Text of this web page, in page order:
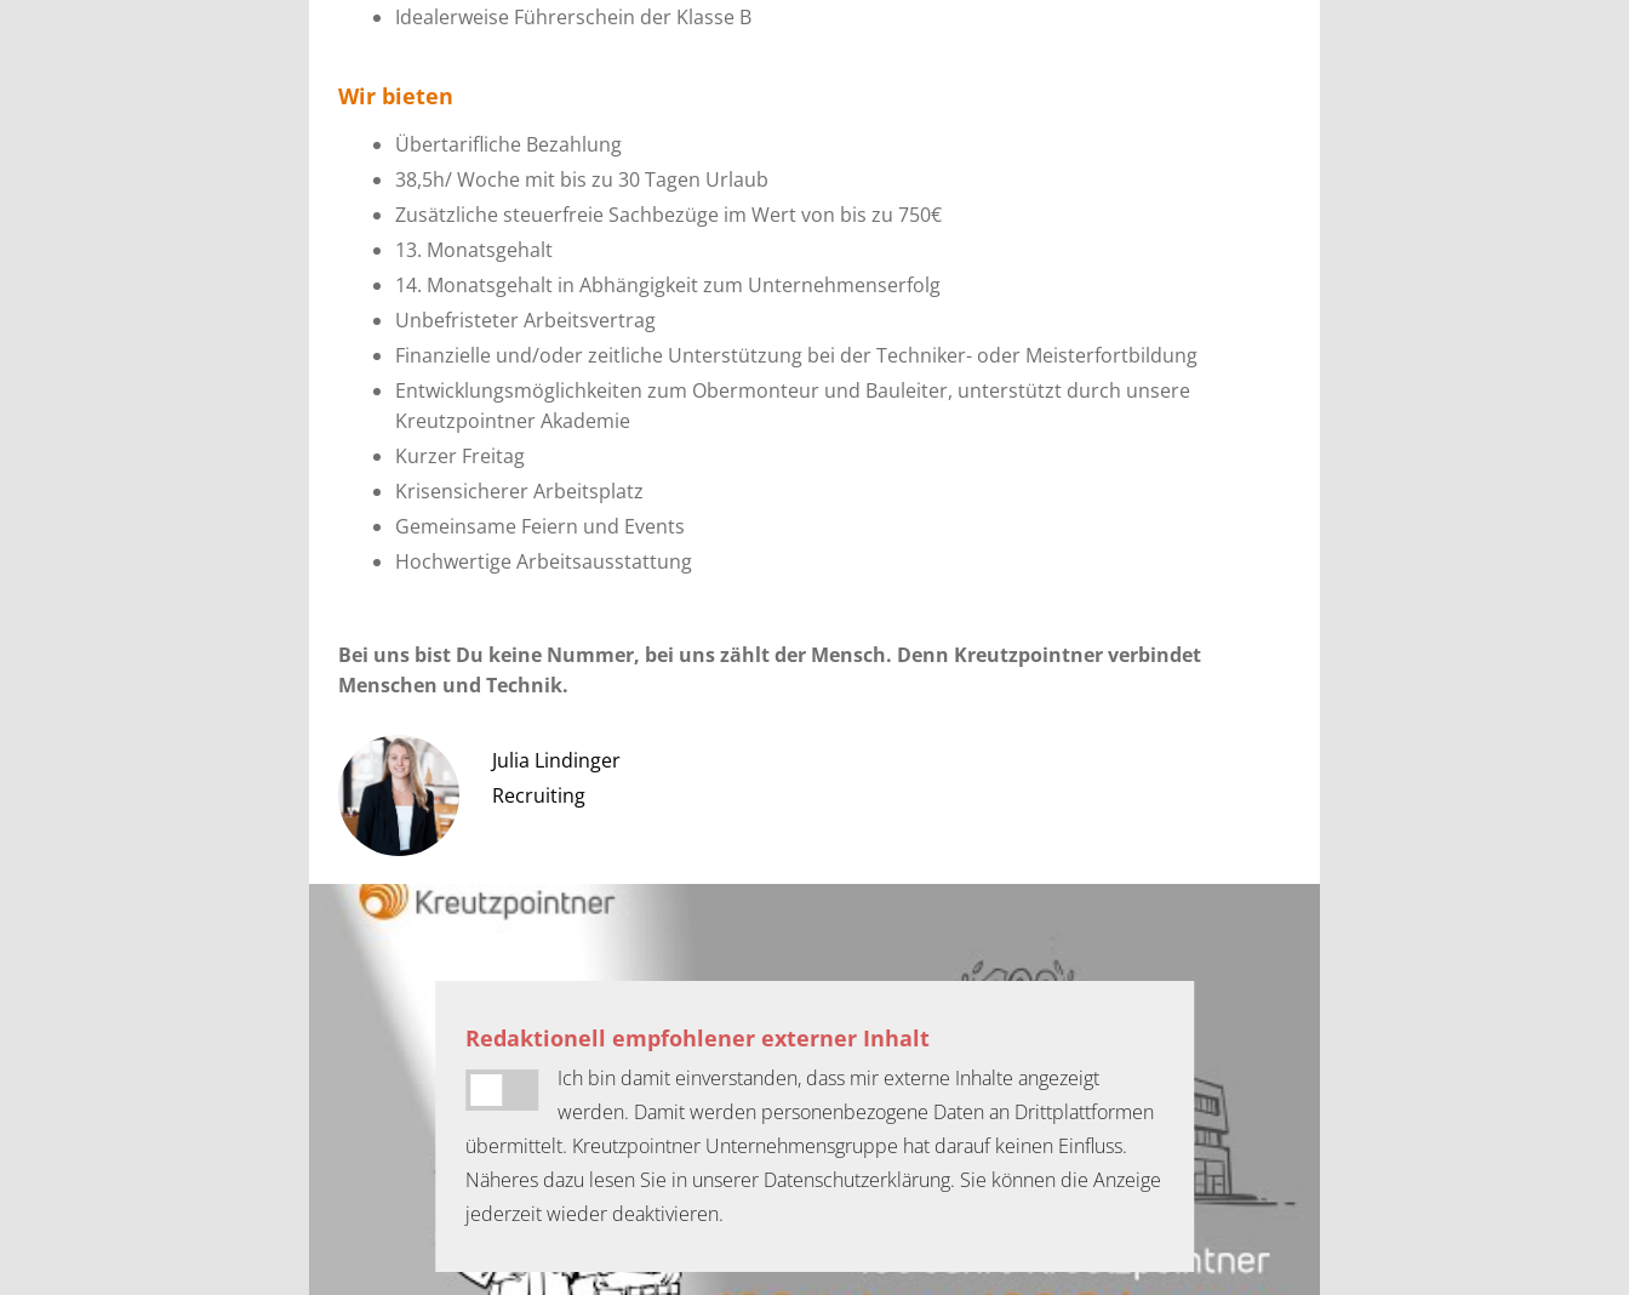
Idealerweise Führerschein der Klasse B
Wir bieten
Übertarifliche Bezahlung
38,5h/ Woche mit bis zu 30 Tagen Urlaub
Zusätzliche steuerfreie Sachbezüge im Wert von bis zu 750€
13. Monatsgehalt
14. Monatsgehalt in Abhängigkeit zum Unternehmenserfolg
Unbefristeter Arbeitsvertrag
Finanzielle und/oder zeitliche Unterstützung bei der Techniker- oder Meisterfortbildung
Entwicklungsmöglichkeiten zum Obermonteur und Bauleiter, unterstützt durch unsere
Kreutzpointner Akademie
Kurzer Freitag
Krisensicherer Arbeitsplatz
Gemeinsame Feiern und Events
Hochwertige Arbeitsausstattung
Bei uns bist Du keine Nummer, bei uns zählt der Mensch. Denn Kreutzpointner verbindet
Menschen und Technik.
Julia Lindinger
Recruiting
Redaktionell empfohlener externer Inhalt
Ich bin damit einverstanden, dass mir externe Inhalte angezeigt
werden. Damit werden personenbezogene Daten an Drittplattformen
übermittelt. Kreutzpointner Unternehmensgruppe hat darauf keinen Einfluss.
Näheres dazu lesen Sie in unserer Datenschutzerklärung. Sie können die Anzeige
jederzeit wieder deaktivieren.